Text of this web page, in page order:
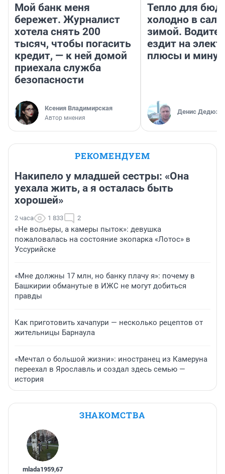
Мой банк меня
бережет. Журналист
хотела снять 200
тысяч, чтобы погасить
кредит, — к ней домой
приехала служба
безопасности
Ксения Владимирская
Автор мнения
Тепло для
холодно в
зимой.
ездит на
плюсы и
Денис
РЕКОМЕНДУЕМ
Накипело у младшей сестры: «Она
уехала жить, а я осталась быть
хорошей»
2 часа 1 833 2
«Не вольеры, а камеры пыток»: девушка
пожаловалась на состояние экопарка «Лотос» в
Уссурийске
«Мне должны 17 млн, но банку плачу я»: почему в
Башкирии обманутые в ИЖС не могут добиться
правды
Как приготовить хачапури — несколько рецептов от
жительницы Барнаула
«Мечтал о большой жизни»: иностранец из Камеруна
переехал в Ярославль и создал здесь семью —
история
ЗНАКОМСТВА
mlada1959,67